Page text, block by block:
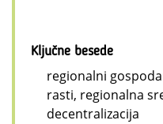
Ključne besede
regionalni
rasti, regionalna
decentralizacija